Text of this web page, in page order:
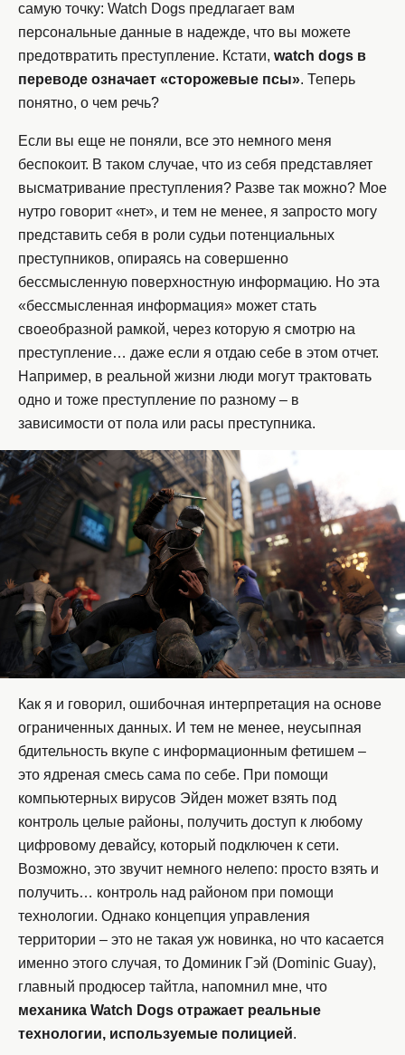
самую точку: Watch Dogs предлагает вам
персональные данные в надежде, что вы можете
предотвратить преступление. Кстати, watch dogs в
переводе означает «сторожевые псы». Теперь
понятно, о чем речь?
Если вы еще не поняли, все это немного меня
беспокоит. В таком случае, что из себя представляет
высматривание преступления? Разве так можно? Мое
нутро говорит «нет», и тем не менее, я запросто могу
представить себя в роли судьи потенциальных
преступников, опираясь на совершенно
бессмысленную поверхностную информацию. Но эта
«бессмысленная информация» может стать
своеобразной рамкой, через которую я смотрю на
преступление… даже если я отдаю себе в этом отчет.
Например, в реальной жизни люди могут трактовать
одно и тоже преступление по разному – в
зависимости от пола или расы преступника.
Как я и говорил, ошибочная интерпретация на основе
ограниченных данных. И тем не менее, неусыпная
бдительность вкупе с информационным фетишем –
это ядреная смесь сама по себе. При помощи
компьютерных вирусов Эйден может взять под
контроль целые районы, получить доступ к любому
цифровому девайсу, который подключен к сети.
Возможно, это звучит немного нелепо: просто взять и
получить… контроль над районом при помощи
технологии. Однако концепция управления
территории – это не такая уж новинка, но что касается
именно этого случая, то Доминик Гэй (Dominic Guay),
главный продюсер тайтла, напомнил мне, что
механика Watch Dogs отражает реальные
технологии, используемые полицией.